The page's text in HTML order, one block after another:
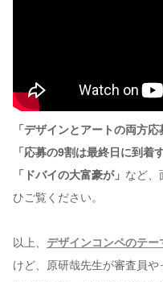
「デザインとアートの両方
「応募の9割は最終日に到着
「ドバイの大富豪が」 など、
ひご覧ください。
以上、 デザインコンペのテー
けど、原研哉先生が審査員や